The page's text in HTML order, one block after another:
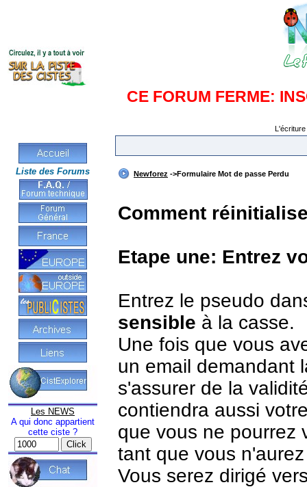
CE FORUM FERME:
Liste des Forums
Les NEWS
A qui donc appartient
cette ciste ?
Newforez ->Formulaire Mot de passe Perdu
Comment
Etape une: Entrez
Entrez le pseudo
sensible à la casse.
Une fois que vous
un email demandant
s'assurer de la
contiendra aussi
que vous ne pourrez
tant que vous
Vous serez dirigé